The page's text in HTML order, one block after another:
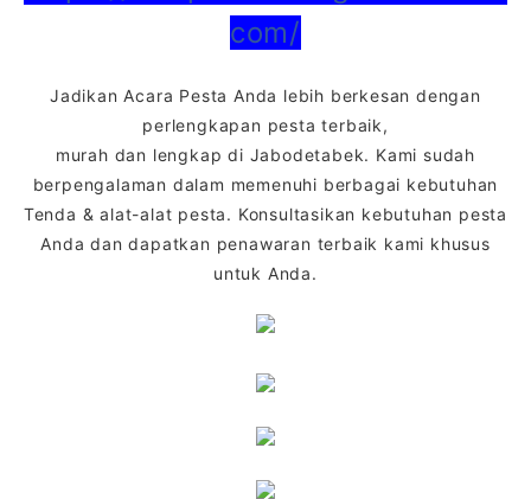
com/
Jadikan Acara Pesta Anda lebih berkesan dengan
perlengkapan pesta terbaik,
murah dan lengkap di Jabodetabek. Kami sudah
berpengalaman dalam memenuhi berbagai kebutuhan
Tenda & alat-alat pesta. Konsultasikan kebutuhan pesta
Anda dan dapatkan penawaran terbaik kami khusus
untuk Anda.